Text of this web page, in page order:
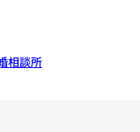
相談所